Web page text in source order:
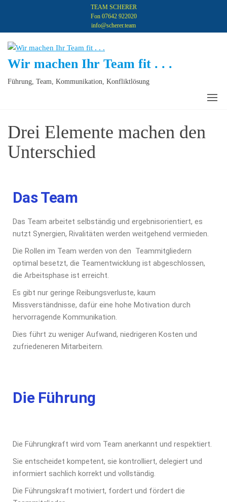
TEAM SCHERER
Fon 07642 922020
info@scherer.team
Wir machen Ihr Team fit . . .
Führung, Team, Kommunikation, Konfliktlösung
Drei Elemente machen den
Unterschied
Das Team
Das Team arbeitet selbständig und ergebnisorientiert, es
nutzt Synergien, Rivalitäten werden weitgehend vermieden.
Die Rollen im Team werden von den Teammitgliedern
optimal besetzt, die Teamentwicklung ist abgeschlossen,
die Arbeitsphase ist erreicht.
Es gibt nur geringe Reibungsverluste, kaum
Missverständnisse, dafür eine hohe Motivation durch
hervorragende Kommunikation.
Dies führt zu weniger Aufwand, niedrigeren Kosten und
zufriedeneren Mitarbeitern.
Die Führung
Die Führungkraft wird vom Team anerkannt und respektiert.
Sie entscheidet kompetent, sie kontrolliert, delegiert und
informiert sachlich korrekt und vollständig.
Die Führungskraft motiviert, fordert und fördert die